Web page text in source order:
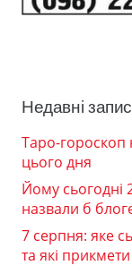
Недавні
Таро-гороскоп
цього дня
Йому сьогодні
назвали б
7 серпня: яке
та які